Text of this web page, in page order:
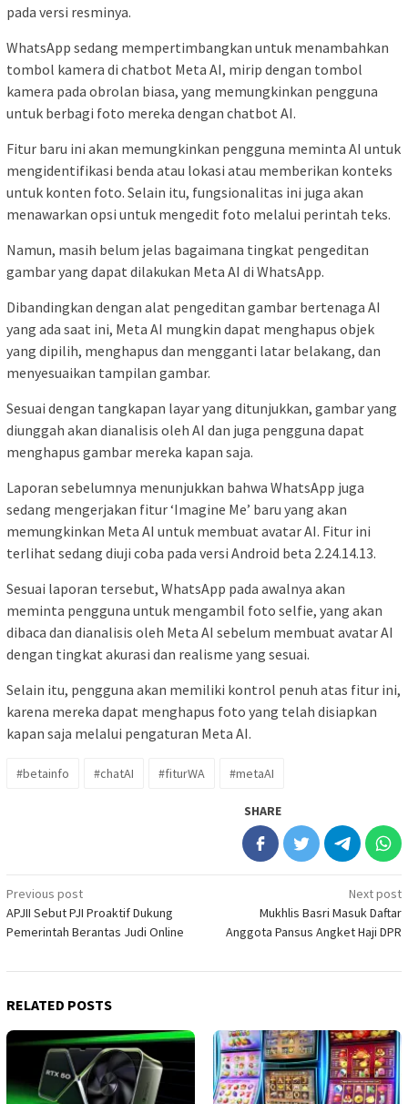
pada versi resminya.
WhatsApp sedang mempertimbangkan untuk menambahkan
tombol kamera di chatbot Meta AI, mirip dengan tombol
kamera pada obrolan biasa, yang memungkinkan pengguna
untuk berbagi foto mereka dengan chatbot AI.
Fitur baru ini akan memungkinkan pengguna meminta AI untuk
mengidentifikasi benda atau lokasi atau memberikan konteks
untuk konten foto. Selain itu, fungsionalitas ini juga akan
menawarkan opsi untuk mengedit foto melalui perintah teks.
Namun, masih belum jelas bagaimana tingkat pengeditan
gambar yang dapat dilakukan Meta AI di WhatsApp.
Dibandingkan dengan alat pengeditan gambar bertenaga AI
yang ada saat ini, Meta AI mungkin dapat menghapus objek
yang dipilih, menghapus dan mengganti latar belakang, dan
menyesuaikan tampilan gambar.
Sesuai dengan tangkapan layar yang ditunjukkan, gambar yang
diunggah akan dianalisis oleh AI dan juga pengguna dapat
menghapus gambar mereka kapan saja.
Laporan sebelumnya menunjukkan bahwa WhatsApp juga
sedang mengerjakan fitur ‘Imagine Me’ baru yang akan
memungkinkan Meta AI untuk membuat avatar AI. Fitur ini
terlihat sedang diuji coba pada versi Android beta 2.24.14.13.
Sesuai laporan tersebut, WhatsApp pada awalnya akan
meminta pengguna untuk mengambil foto selfie, yang akan
dibaca dan dianalisis oleh Meta AI sebelum membuat avatar AI
dengan tingkat akurasi dan realisme yang sesuai.
Selain itu, pengguna akan memiliki kontrol penuh atas fitur ini,
karena mereka dapat menghapus foto yang telah disiapkan
kapan saja melalui pengaturan Meta AI.
#betainfo #chatAI #fiturWA #metaAI
SHARE
Post
navigation
Previous post
APJII Sebut PJI Proaktif Dukung
Pemerintah Berantas Judi Online
Next post
Mukhlis Basri Masuk Daftar
Anggota Pansus Angket Haji DPR
RELATED POSTS